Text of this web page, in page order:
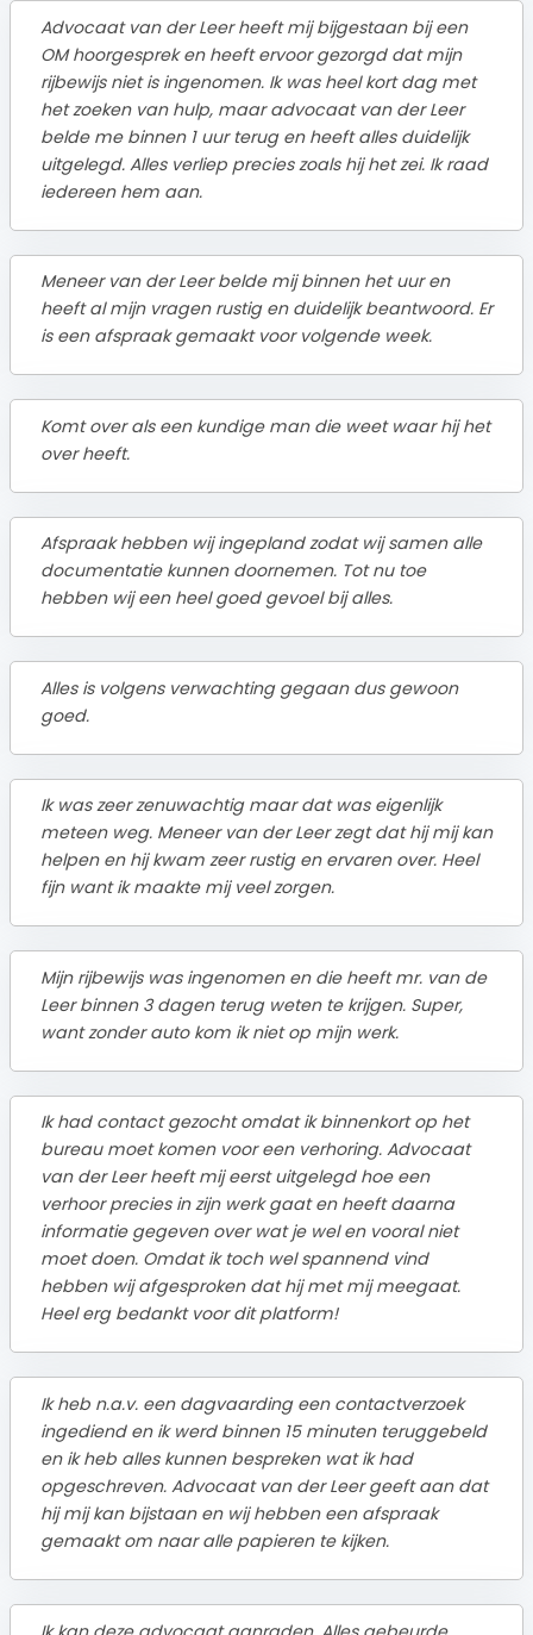
Advocaat van der Leer heeft mij bijgestaan bij een
OM hoorgesprek en heeft ervoor gezorgd dat mijn
rijbewijs niet is ingenomen. Ik was heel kort dag met
het zoeken van hulp, maar advocaat van der Leer
belde me binnen 1 uur terug en heeft alles duidelijk
uitgelegd. Alles verliep precies zoals hij het zei. Ik raad
iedereen hem aan.
Meneer van der Leer belde mij binnen het uur en
heeft al mijn vragen rustig en duidelijk beantwoord. Er
is een afspraak gemaakt voor volgende week.
Komt over als een kundige man die weet waar hij het
over heeft.
Afspraak hebben wij ingepland zodat wij samen alle
documentatie kunnen doornemen. Tot nu toe
hebben wij een heel goed gevoel bij alles.
Alles is volgens verwachting gegaan dus gewoon
goed.
Ik was zeer zenuwachtig maar dat was eigenlijk
meteen weg. Meneer van der Leer zegt dat hij mij kan
helpen en hij kwam zeer rustig en ervaren over. Heel
fijn want ik maakte mij veel zorgen.
Mijn rijbewijs was ingenomen en die heeft mr. van de
Leer binnen 3 dagen terug weten te krijgen. Super,
want zonder auto kom ik niet op mijn werk.
Ik had contact gezocht omdat ik binnenkort op het
bureau moet komen voor een verhoring. Advocaat
van der Leer heeft mij eerst uitgelegd hoe een
verhoor precies in zijn werk gaat en heeft daarna
informatie gegeven over wat je wel en vooral niet
moet doen. Omdat ik toch wel spannend vind
hebben wij afgesproken dat hij met mij meegaat.
Heel erg bedankt voor dit platform!
Ik heb n.a.v. een dagvaarding een contactverzoek
ingediend en ik werd binnen 15 minuten teruggebeld
en ik heb alles kunnen bespreken wat ik had
opgeschreven. Advocaat van der Leer geeft aan dat
hij mij kan bijstaan en wij hebben een afspraak
gemaakt om naar alle papieren te kijken.